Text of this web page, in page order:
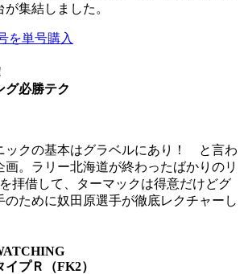
集結しました。
を単号購入
グ必勝テク
ックの基本はグラベルにあり！ と言わ
画。ラリー北海道が終わったばかりのリ
拝借して、ターマックは得意だけどグ
のために奴田原選手が徹底レクチャーし
プＲ（FK2）